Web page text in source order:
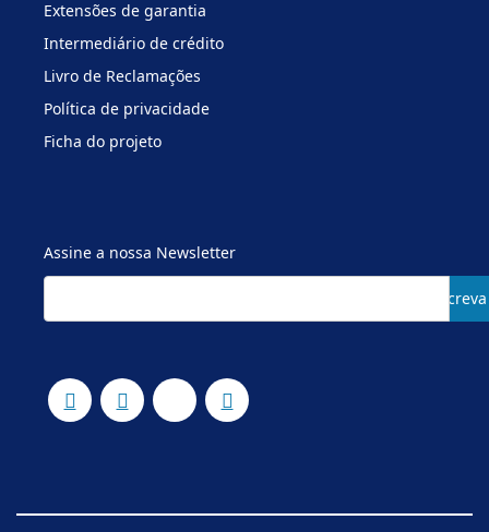
Extensões de garantia
Intermediário de crédito
Livro de Reclamações
Política de privacidade
Ficha do projeto
Assine a nossa Newsletter
Subscreva